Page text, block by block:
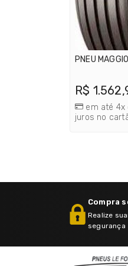
PNEU
R$
em até 4x
juros no
Compra
Realize
segurança